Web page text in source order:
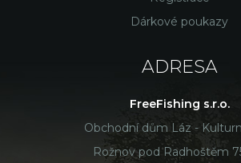
Dárkové poukazy
ADRESA
FreeFishing s.r.o.
Obchodní dům Láz -
Rožnov pod Radhoštěm